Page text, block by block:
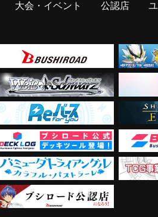
大会・イベント 公認店